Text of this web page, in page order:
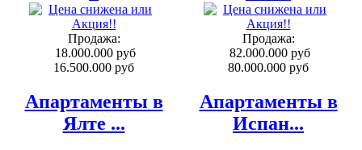
Продажа:
18.000.000 руб
16.500.000 руб
Апартаменты в
Ялте ...
Продажа:
82.000.000 руб
80.000.000 руб
Апартаменты в
Испан...